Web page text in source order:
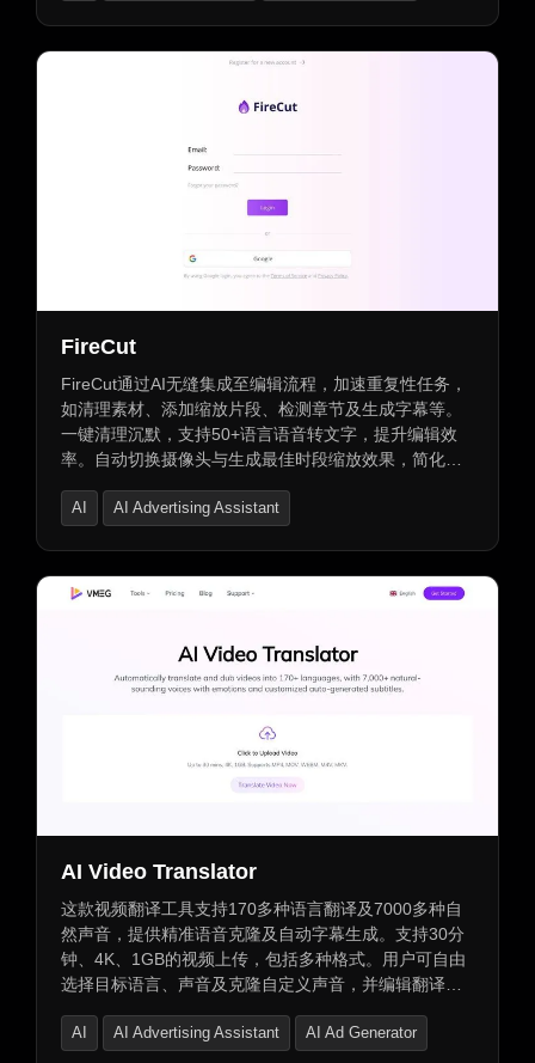
人品牌发展与音乐影响力提升。
FireCut
FireCut通过AI无缝集成至编辑流程，加速重复性任务，
如清理素材、添加缩放片段、检测章节及生成字幕等。
一键清理沉默，支持50+语言语音转文字，提升编辑效
率。自动切换摄像头与生成最佳时段缩放效果，简化流
升专业度与观看体验。
AI
AI Advertising Assistant
AI Video Translator
这款视频翻译工具支持170多种语言翻译及7000多种自
然声音，提供精准语音克隆及自动字幕生成。支持30分
钟、4K、1GB的视频上传，包括多种格式。用户可自由
选择目标语言、声音及克隆自定义声音，并编辑翻译文
信息传达清晰恰当。采用先进科技实现唇形同步，确保
AI AI Advertising Assistant AI Ad Generator